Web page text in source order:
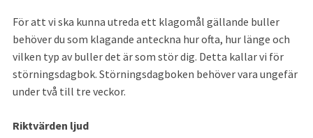
För att vi ska kunna utreda ett klagomål gällande buller
behöver du som klagande anteckna hur ofta, hur länge och
vilken typ av buller det är som stör dig. Detta kallar vi för
störningsdagbok. Störningsdagboken behöver vara ungefär
under två till tre veckor.
Riktvärden ljud